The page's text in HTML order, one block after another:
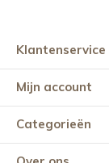
Klantenservice
Mijn account
Categorieën